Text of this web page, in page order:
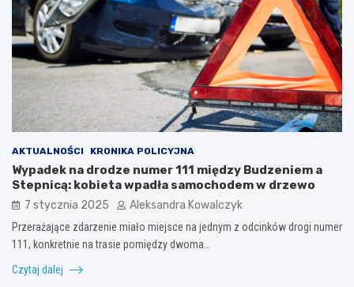
AKTUALNOŚCI KRONIKA POLICYJNA
Wypadek na drodze numer 111 między Budzeniem a
Stepnicą: kobieta wpadła samochodem w drzewo
7 stycznia 2025 Aleksandra Kowalczyk
Przerażające zdarzenie miało miejsce na jednym z odcinków drogi numer
111, konkretnie na trasie pomiędzy dwoma…
Czytaj dalej